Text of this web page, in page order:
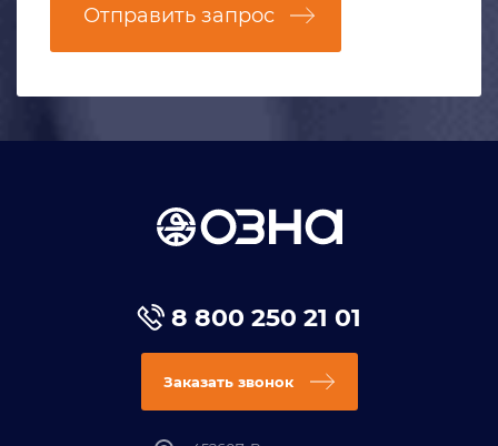
Отправить запрос
8 800 250 21 01
Заказать звонок